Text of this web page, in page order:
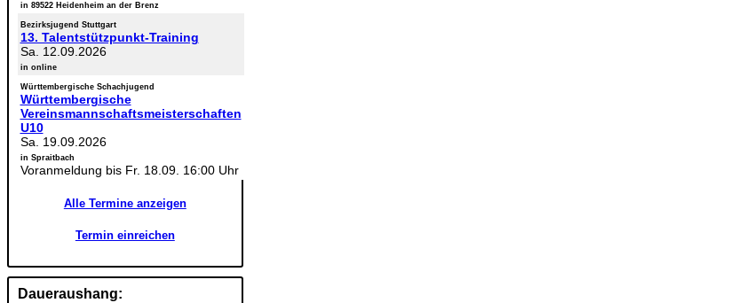
in 89522 Heidenheim an der Brenz
Bezirksjugend Stuttgart
13. Talentstützpunkt-Training
Sa. 12.09.2026
in online
Württembergische Schachjugend
Württembergische
Vereinsmannschaftsmeisterschaften
U10
Sa. 19.09.2026
in Spraitbach
Voranmeldung bis Fr. 18.09. 16:00 Uhr
Alle Termine anzeigen
Termin einreichen
Daueraushang: